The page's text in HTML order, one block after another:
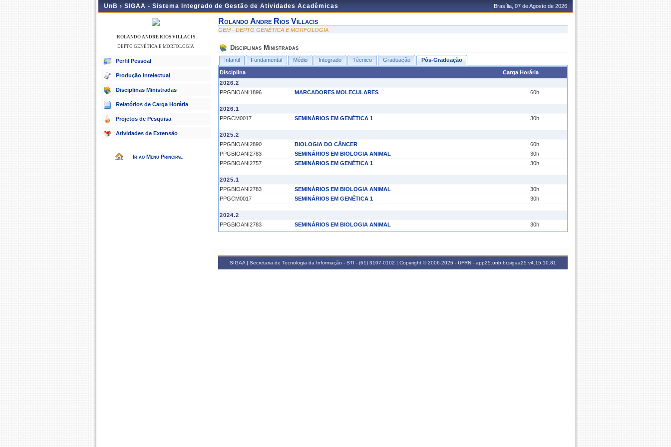
UnB › SIGAA - Sistema Integrado de Gestão de Atividades Acadêmicas Brasília, 07 de Agosto de 2026
ROLANDO ANDRE RIOS VILLACIS
DEPTO GENÉTICA E MORFOLOGIA
Perfil Pessoal
Produção Intelectual
Disciplinas Ministradas
Relatórios de Carga Horária
Projetos de Pesquisa
Atividades de Extensão
Ir ao Menu Principal
Rolando Andre Rios Villacis
GEM - DEPTO GENÉTICA E MORFOLOGIA
Disciplinas Ministradas
Infantil Fundamental Médio Integrado Técnico Graduação Pós-Graduação
Disciplina
Carga Horária
2026.2
PPGBIOANI1896
MARCADORES MOLECULARES 60h
2026.1
PPGCM0017
SEMINÁRIOS EM GENÉTICA 1 30h
2025.2
PPGBIOANI2890
BIOLOGIA DO CÂNCER
60h
PPGBIOANI2783
SEMINÁRIOS EM BIOLOGIA ANIMAL
30h
PPGBIOANI2757
SEMINÁRIOS EM GENÉTICA 1 30h
2025.1
PPGBIOANI2783
SEMINÁRIOS EM BIOLOGIA ANIMAL
30h
PPGCM0017
SEMINÁRIOS EM GENÉTICA 1 30h
2024.2
PPGBIOANI2783
SEMINÁRIOS EM BIOLOGIA ANIMAL 30h
PPGCM0017
SEMINÁRIOS EM GENÉTICA 1 30h
SIGAA | Secretaria de Tecnologia da Informação - STI - (61) 3107-0102 | Copyright © 2006-2026 - UFRN - app25.unb.br.sigaa25 v4.15.10.81